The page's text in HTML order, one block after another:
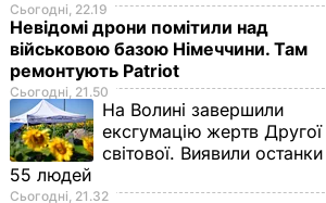
Сьогодні, 22.19
Невідомі дрони помітили над
військовою базою Німеччини. Там
ремонтують Patriot
Сьогодні, 21.50
На Волині завершили
ексгумацію жертв Другої
світової. Виявили останки
55 людей
Сьогодні, 21.32